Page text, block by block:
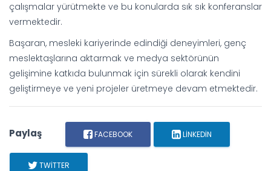
çalışmalar yürütmekte ve bu konularda sık sık konferanslar
vermektedir.
Başaran, mesleki kariyerinde edindiği deneyimleri, genç
meslektaşlarına aktarmak ve medya sektörünün
gelişimine katkıda bulunmak için sürekli olarak kendini
geliştirmeye ve yeni projeler üretmeye devam etmektedir.
Paylaş FACEBOOK LINKEDIN
TWITTER